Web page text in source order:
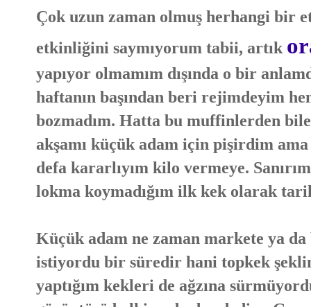
Çok uzun zaman olmuş herhangi bir
etkinliğini saymıyorum tabii, artık
yapıyor olmamım dışında o bir
haftanın başından beri rejimdeyim
bozmadım. Hatta bu muffinlerden
akşamı küçük adam için pişirdim
defa kararlıyım kilo vermeye.
lokma koymadığım ilk kek olarak
Küçük adam ne zaman markete ya
istiyordu bir süredir hani topkek
yaptığım kekleri de ağzına